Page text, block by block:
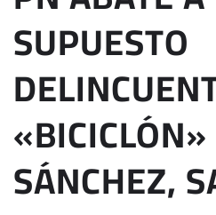
SUPUESTO
SÁNCHEZ,